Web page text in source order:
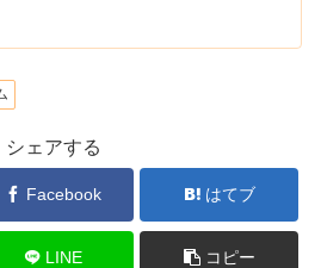
シェアする
Facebook はてブ
LINE コピー